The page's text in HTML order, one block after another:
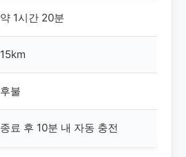
약 1시간 20분
15km
후불
종료 후 10분 내 자동 충전